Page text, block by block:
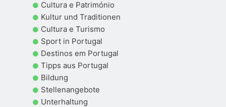
Cultura e Património
Kultur und Traditionen
Cultura e Turismo
Sport in Portugal
Destinos em Portugal
Tipps aus Portugal
Bildung
Stellenangebote
Unterhaltung